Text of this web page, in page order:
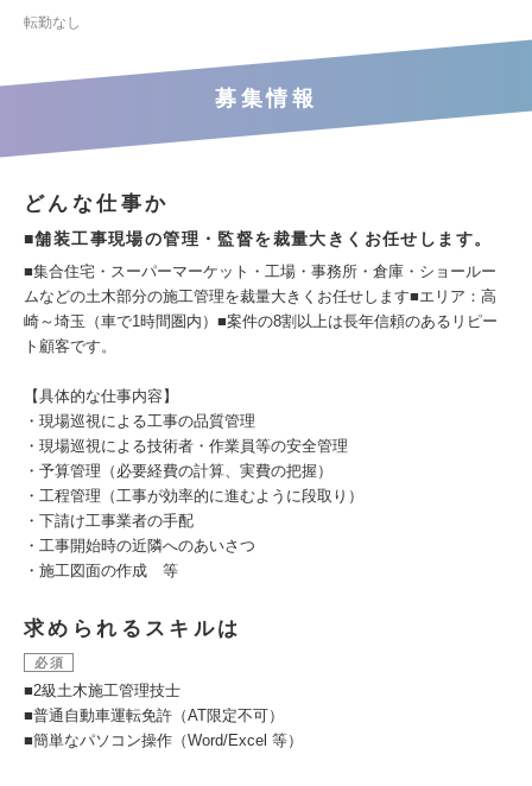
転勤なし
募集情報
どんな仕事か
■舗装工事現場の管理・監督を裁量大きくお任せします。
■集合住宅・スーパーマーケット・工場・事務所・倉庫・ショールー
ムなどの土木部分の施工管理を裁量大きくお任せします■エリア：高
崎～埼玉（車で1時間圏内）■案件の8割以上は長年信頼のあるリピー
ト顧客です。
【具体的な仕事内容】
・現場巡視による工事の品質管理
・現場巡視による技術者・作業員等の安全管理
・予算管理（必要経費の計算、実費の把握）
・工程管理（工事が効率的に進むように段取り）
・下請け工事業者の手配
・工事開始時の近隣へのあいさつ
・施工図面の作成 等
求められるスキルは
必須
■2級土木施工管理技士
■普通自動車運転免許（AT限定不可）
■簡単なパソコン操作（Word/Excel 等）